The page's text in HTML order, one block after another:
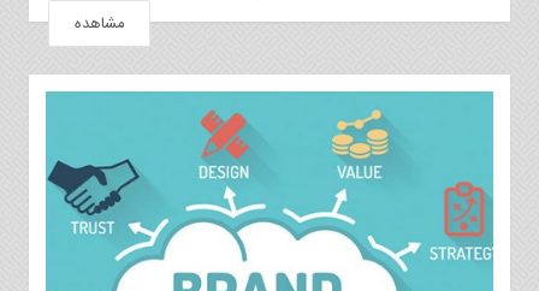
مشاهده